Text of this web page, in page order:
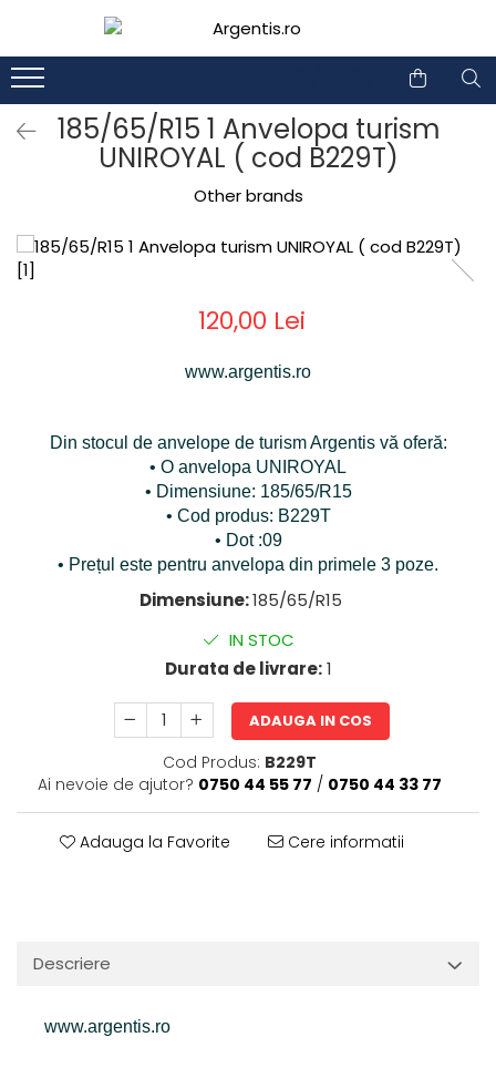
185/65/R15 1 Anvelopa turism
UNIROYAL ( cod B229T)
Other brands
120,00 Lei
www.argentis.ro
Din stocul de anvelope de turism Argentis vă oferă:
• O anvelopa UNIROYAL
• Dimensiune: 185/65/R15
• Cod produs: B229T
• Dot :09
• Prețul este pentru anvelopa din primele 3 poze.
Dimensiune:185/65/R15
IN STOC
Durata de livrare:1
ADAUGA IN COS
Cod Produs: B229T
Ai nevoie de ajutor? 0750 44 55 77 / 0750 44 33 77
Adauga la Favorite Cere informatii
Descriere
www.argentis.ro